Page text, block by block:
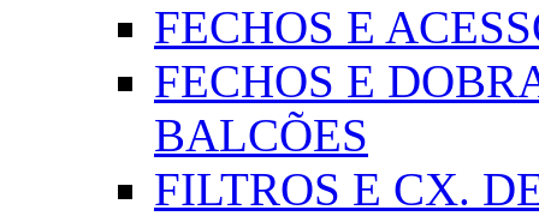
FECHOS E
FECHOS E
BALCÕES
FILTROS E CX.